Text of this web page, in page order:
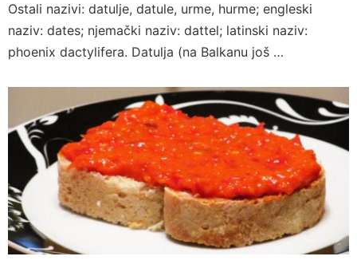
Ostali nazivi: datulje, datule, urme, hurme; engleski
naziv: dates; njemački naziv: dattel; latinski naziv:
phoenix dactylifera. Datulja (na Balkanu još …